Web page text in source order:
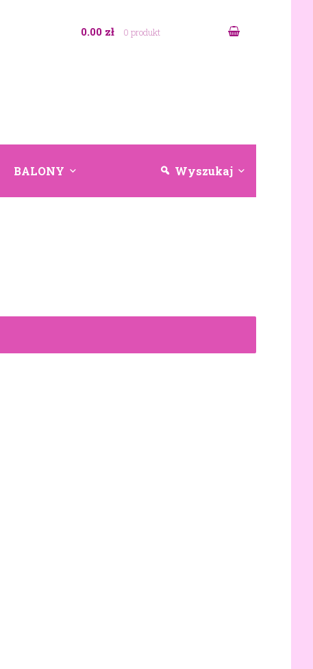
0.00 zł 0 produkt
BALONY Wyszukaj